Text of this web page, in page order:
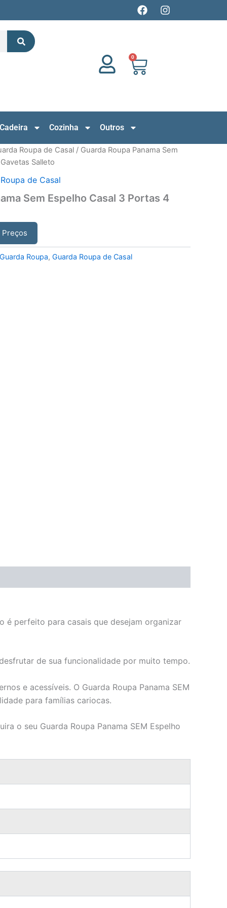
F
a
o
k
I
n
Search
0
Cart
Cozinha Outros
Roupa de Casal / Guarda Roupa Panama Sem
Salleto
de Casal
Sem Espelho Casal 3 Portas 4
Guarda Roupa, Guarda Roupa de Casal
é perfeito para casais que desejam organizar
de sua funcionalidade por muito tempo.
e acessíveis. O Guarda Roupa Panama SEM
para famílias cariocas.
o seu Guarda Roupa Panama SEM Espelho